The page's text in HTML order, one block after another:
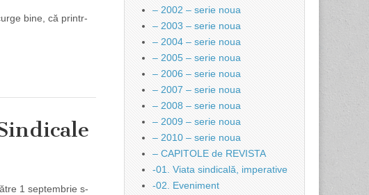
bine, că printr-
1 septembrie s-
– 2002 – serie noua
– 2003 – serie noua
– 2004 – serie noua
– 2005 – serie noua
– 2006 – serie noua
– 2007 – serie noua
– 2008 – serie noua
– 2009 – serie noua
– 2010 – serie noua
– CAPITOLE de REVISTA
-01. Viata sindicală, imperative
-02. Eveniment